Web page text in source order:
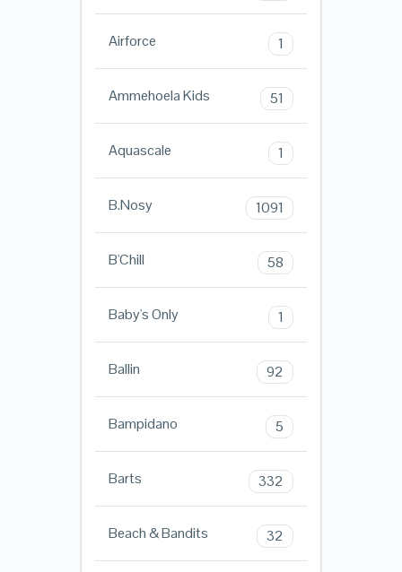
Airforce 1
Ammehoela Kids 51
Aquascale 1
B.Nosy 1091
B'Chill 58
Baby's Only 1
Ballin 92
Bampidano 5
Barts 332
Beach & Bandits 32